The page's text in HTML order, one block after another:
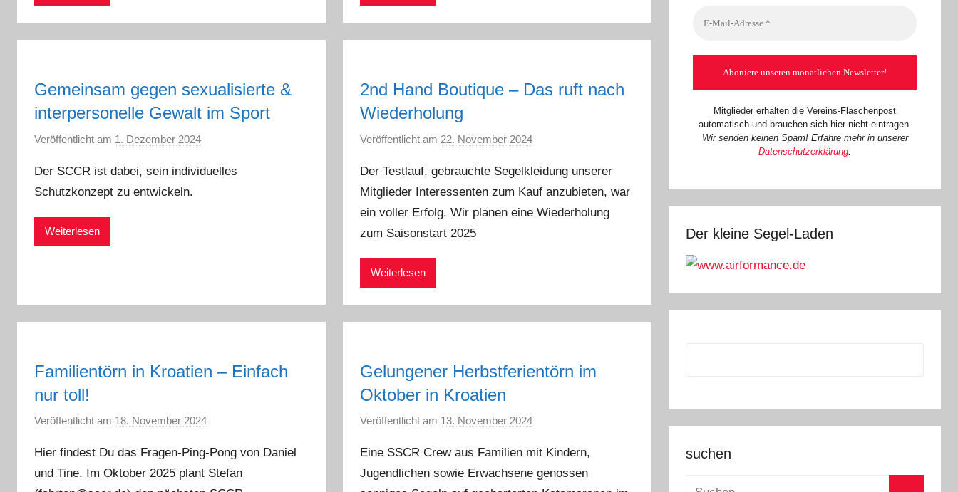
Gemeinsam gegen sexualisierte &
interpersonelle Gewalt im Sport
Veröffentlicht am 1. Dezember 2024
n
Der SCCR ist dabei, sein individuelles
Schutzkonzept zu entwickeln.
Weiterlesen
2nd Hand Boutique – Das ruft nach
Wiederholung
Veröffentlicht am 22. November 2024
n
a
d
Der Testlauf, gebrauchte Segelkleidung unserer
Mitglieder Interessenten zum Kauf anzubieten, war
ein voller Erfolg. Wir planen eine Wiederholung
zum Saisonstart 2025
Weiterlesen
Familientörn in Kroatien – Einfach
nur toll!
Veröffentlicht am 18. November 2024
n
a
Hier findest Du das Fragen-Ping-Pong von Daniel
und Tine. Im Oktober 2025 plant Stefan
Gelungener Herbstferientörn im
Oktober in Kroatien
Veröffentlicht am 13. November 2024
n
a
Eine SSCR Crew aus Familien mit Kindern,
Jugendlichen sowie Erwachsene genossen
Mitglieder erhalten die Vereins-Flaschenpost
automatisch und brauchen sich hier nicht eintragen.
Wir senden keinen Spam! Erfahre mehr in unserer
Datenschutzerklärung.
Der kleine Segel-Laden
suchen
Suchen